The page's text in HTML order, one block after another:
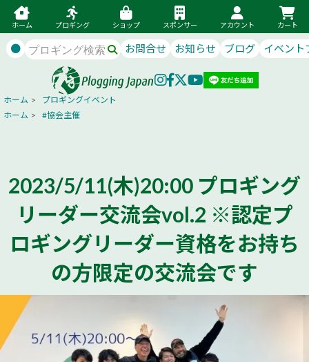
ホーム プロギング ショップ スポンサー アカウント カート
● お問合せ お知らせ ブログ イベント
ホーム >
プロギングイベント
ホーム > #協会主催
2023/5/11(木)20:00 プロギング
リーダー交流会vol.2 ※認定プ
ロギングリーダー資格をお持ち
の方限定の交流会です